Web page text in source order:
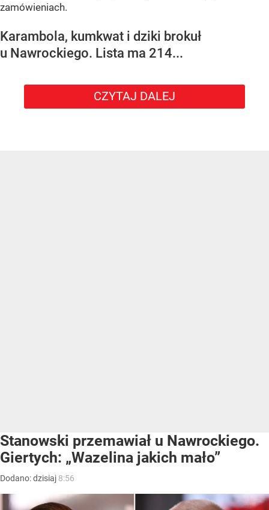
zamówieniach.
Karambola, kumkwat i dziki brokuł
u Nawrockiego. Lista ma 214...
CZYTAJ DALEJ
Stanowski przemawiał u Nawrockiego.
Giertych: „Wazelina jakich mało”
Dodano:dzisiaj 8:56